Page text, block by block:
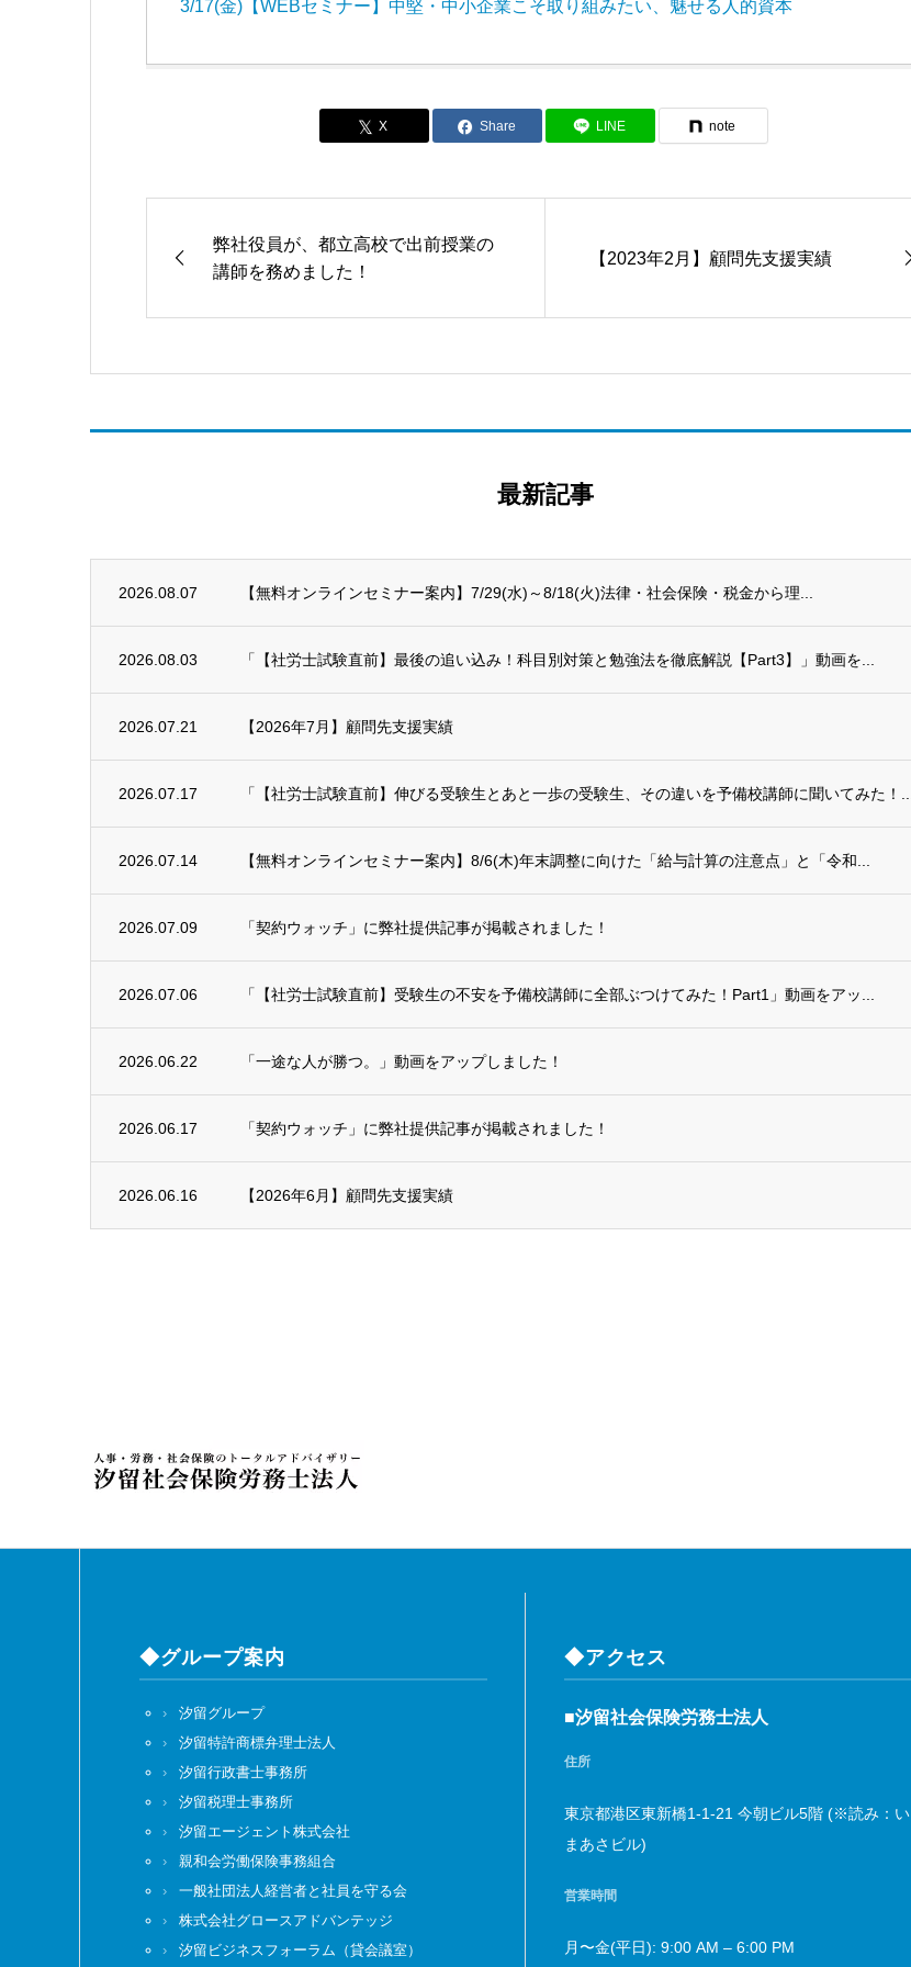
3/17(金)【WEBセミナー】中堅・中小企業こそ取り組みたい、魅せる人的資本
Share LINE note
弊社役員が、都立高校で出前授業の
講師を務めました！
【2023年2月】顧問先支援実績
最新記事
2026.08.07 【無料オンラインセミナー案内】7/29(水)～8/18(火)法律・社会保険・税金から理...
2026.08.03 「【社労士試験直前】最後の追い込み！科目別対策と勉強法を徹底解説【Part3】」動画を...
2026.07.21 【2026年7月】顧問先支援実績
2026.07.17 「【社労士試験直前】伸びる受験生とあと一歩の受験生、その違いを予備校講師に聞いてみた！...
2026.07.14 【無料オンラインセミナー案内】8/6(木)年末調整に向けた「給与計算の注意点」と「令和...
2026.07.09 「契約ウォッチ」に弊社提供記事が掲載されました！
2026.07.06 「【社労士試験直前】受験生の不安を予備校講師に全部ぶつけてみた！Part1」動画をアッ...
2026.06.22 「一途な人が勝つ。」動画をアップしました！
2026.06.17 「契約ウォッチ」に弊社提供記事が掲載されました！
2026.06.16 【2026年6月】顧問先支援実績
◆グループ案内
汐留グループ
汐留特許商標弁理士法人
汐留行政書士事務所
汐留税理士事務所
汐留エージェント株式会社
親和会労働保険事務組合
一般社団法人経営者と社員を守る会
株式会社グロースアドバンテッジ
汐留ビジネスフォーラム（貸会議室）
◆アクセス
■汐留社会保険労務士法人
住所
東京都港区東新橋1-1-21 今朝ビル5階 (※読み：い
まあさビル)
営業時間
月〜金(平日): 9:00 AM – 6:00 PM